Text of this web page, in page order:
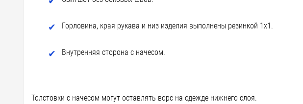
Горловина, края рукава и низ изделия выполнены резинкой 1х1.
Внутренняя сторона с начесом.
Толстовки с начесом могут оставлять ворс на одежде нижнего слоя.